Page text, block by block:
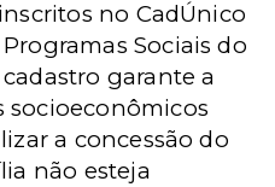
no CadÚnico
Sociais do
garante a
socioeconômicos
a concessão do
não esteja